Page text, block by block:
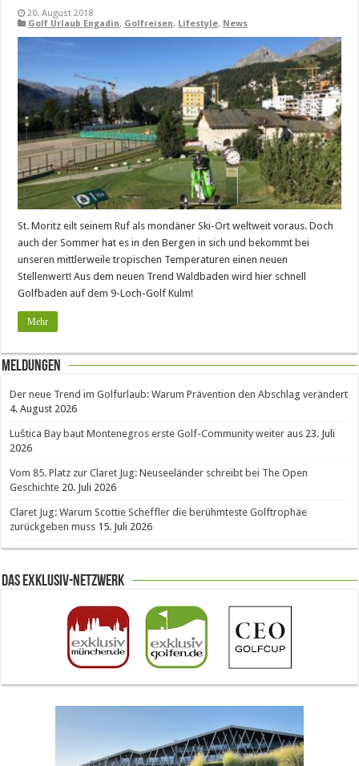
20. August 2018
Golf Urlaub Engadin, Golfreisen, Lifestyle, News
St. Moritz eilt seinem Ruf als mondäner Ski-Ort weltweit voraus. Doch
auch der Sommer hat es in den Bergen in sich und bekommt bei
unseren mittlerweile tropischen Temperaturen einen neuen
Stellenwert! Aus dem neuen Trend Waldbaden wird hier schnell
Golfbaden auf dem 9-Loch-Golf Kulm!
Mehr
Meldungen
Der neue Trend im Golfurlaub: Warum Prävention den Abschlag verändert
4. August 2026
Luštica Bay baut Montenegros erste Golf-Community weiter aus 23. Juli
2026
Vom 85. Platz zur Claret Jug: Neuseeländer schreibt bei The Open
Geschichte 20. Juli 2026
Claret Jug: Warum Scottie Scheffler die berühmteste Golftrophäe
zurückgeben muss 15. Juli 2026
Das Exklusiv-Netzwerk